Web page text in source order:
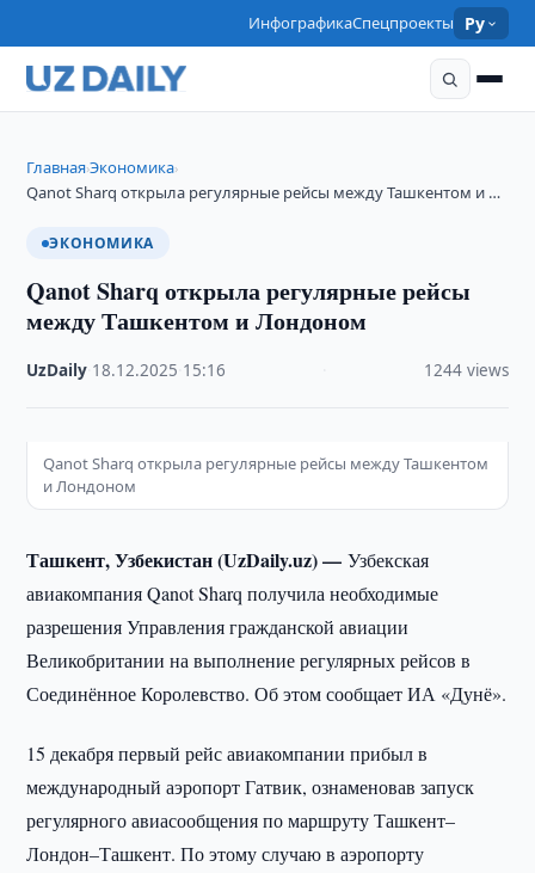
ИнфографикаСпецпроекты Ру
Главная›Экономика›
Qanot Sharq открыла регулярные рейсы между Ташкентом и …
ЭКОНОМИКА
Qanot Sharq открыла регулярные рейсы
между Ташкентом и Лондоном
UzDaily 18.12.2025 15:16 1244 views
Qanot Sharq открыла регулярные рейсы между Ташкентом
и Лондоном
Ташкент, Узбекистан (UzDaily.uz) —Узбекская
авиакомпания Qanot Sharq получила необходимые
разрешения Управления гражданской авиации
Великобритании на выполнение регулярных рейсов в
Соединённое Королевство. Об этом сообщает ИА «Дунё».
15 декабря первый рейс авиакомпании прибыл в
международный аэропорт Гатвик, ознаменовав запуск
регулярного авиасообщения по маршруту Ташкент–
Лондон–Ташкент. По этому случаю в аэропорту